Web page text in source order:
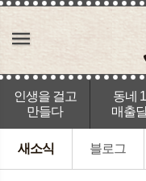
인생을 걸고
만들다
동네
매출
새소식 블로그